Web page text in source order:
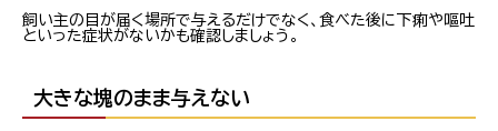
飼い主の目が届く場所で与えるだけでなく、食べた後に下痢や嘔吐
といった症状がないかも確認しましょう。
大きな塊のまま与えない